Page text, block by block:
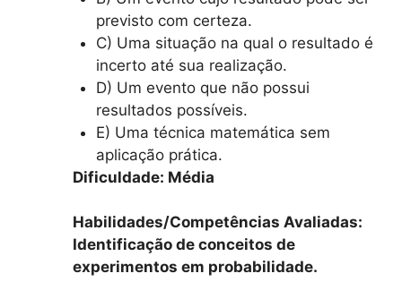
previsto com certeza.
C) Uma situação na qual o resultado é
incerto até sua realização.
D) Um evento que não possui
resultados possíveis.
E) Uma técnica matemática sem
aplicação prática.
Dificuldade: Média
Habilidades/Competências Avaliadas:
Identificação de conceitos de
experimentos em probabilidade.